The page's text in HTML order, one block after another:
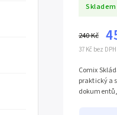
Skladem
37 Kč bez DPH
240 Kč
Comix
praktický a